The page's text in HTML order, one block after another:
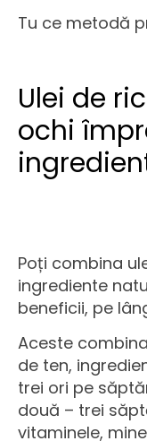
Tu ce metodă
Ulei de
ochi
Poți combina
ingrediente
beneficii, pe
Aceste
de ten,
trei ori pe
două – trei
vitaminele,